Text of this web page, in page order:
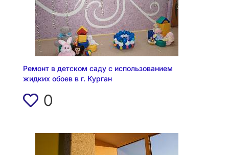
Ремонт в детском саду с использованием
жидких обоев в г. Курган
0